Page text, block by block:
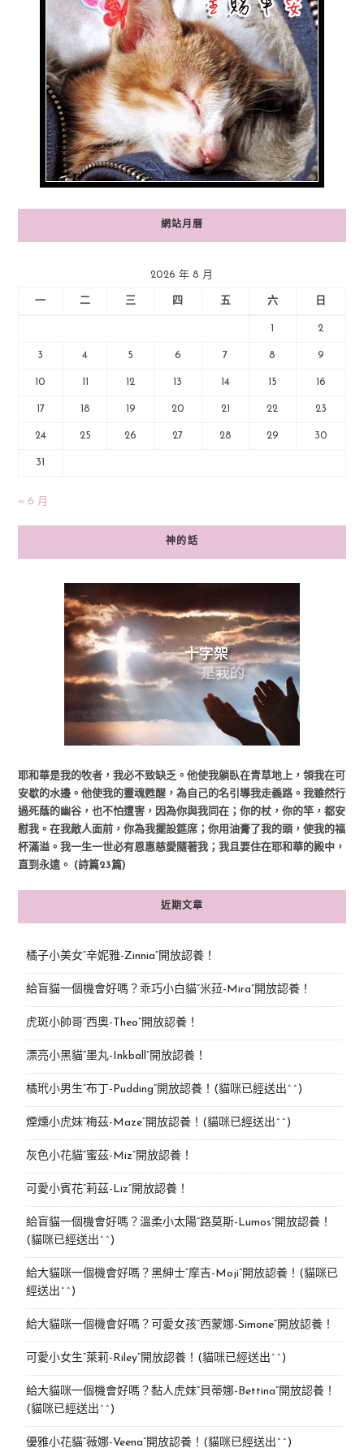
網站月曆
2026 年 8 月
一 二 三 四 五 六 日
2
3 4 5 6 7 8 9
10 12 13 14 15 16
17 18 19 20 21 22 23
24 25 26 27 28 29 30
31
« 6 月
神的話
耶和華是我的牧者，我必不致缺乏。他使我躺臥在青草地上，領我在可
安歇的水邊。他使我的靈魂甦醒，為自己的名引導我走義路。我雖然行
過死蔭的幽谷，也不怕遭害，因為你與我同在；你的杖，你的竿，都安
慰我。在我敵人面前，你為我擺設筵席；你用油膏了我的頭，使我的福
杯滿溢。我一生一世必有恩惠慈愛隨著我；我且要住在耶和華的殿中，
直到永遠。 (詩篇23篇)
近期文章
橘子小美女“辛妮雅-Zinnia”開放認養！
給盲貓一個機會好嗎？乖巧小白貓“米菈-Mira”開放認養！
虎斑小帥哥“西奧-Theo”開放認養！
漂亮小黑貓“墨丸-Inkball”開放認養！
橘玳小男生“布丁-Pudding”開放認養！(貓咪已經送出^^)
煙燻小虎妹“梅茲-Maze”開放認養！(貓咪已經送出^^)
灰色小花貓“蜜茲-Miz”開放認養！
可愛小賓花“莉茲-Liz”開放認養！
給盲貓一個機會好嗎？溫柔小太陽“路莫斯-Lumos”開放認養！
(貓咪已經送出^^)
給大貓咪一個機會好嗎？黑紳士“摩吉-Moji”開放認養！(貓咪已
經送出^^)
給大貓咪一個機會好嗎？可愛女孩“西蒙娜-Simone“開放認養！
可愛小女生“萊莉-Riley”開放認養！(貓咪已經送出^^)
給大貓咪一個機會好嗎？黏人虎妹“貝蒂娜-Bettina”開放認養！
(貓咪已經送出^^)
優雅小花貓“薇娜-Veena”開放認養！(貓咪已經送出^^)